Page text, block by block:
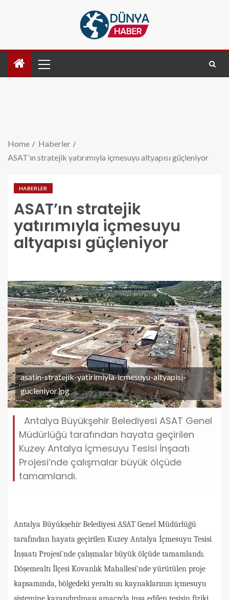
Home
Haberler
ASAT’ın stratejik yatırımıyla içmesuyu altyapısı güçleniyor
HABERLER
ASAT’ın stratejik
yatırımıyla içmesuyu
altyapısı güçleniyor
asatin-stratejik-yatirimiyla-icmesuyu-altyapisi-
gucleniyor.jpg
Antalya Büyükşehir Belediyesi ASAT Genel
Müdürlüğü tarafından hayata geçirilen
Kuzey Antalya İçmesuyu Tesisi İnşaatı
Projesi’nde çalışmalar büyük ölçüde
tamamlandı.
Antalya Büyükşehir Belediyesi ASAT Genel Müdürlüğü
tarafından hayata geçirilen Kuzey Antalya İçmesuyu Tesisi
İnşaatı Projesi’nde çalışmalar büyük ölçüde tamamlandı.
Döşemealtı İlçesi Kovanlık Mahallesi’nde yürütülen proje
kapsamında, bölgedeki yeraltı su kaynaklarının içmesuyu